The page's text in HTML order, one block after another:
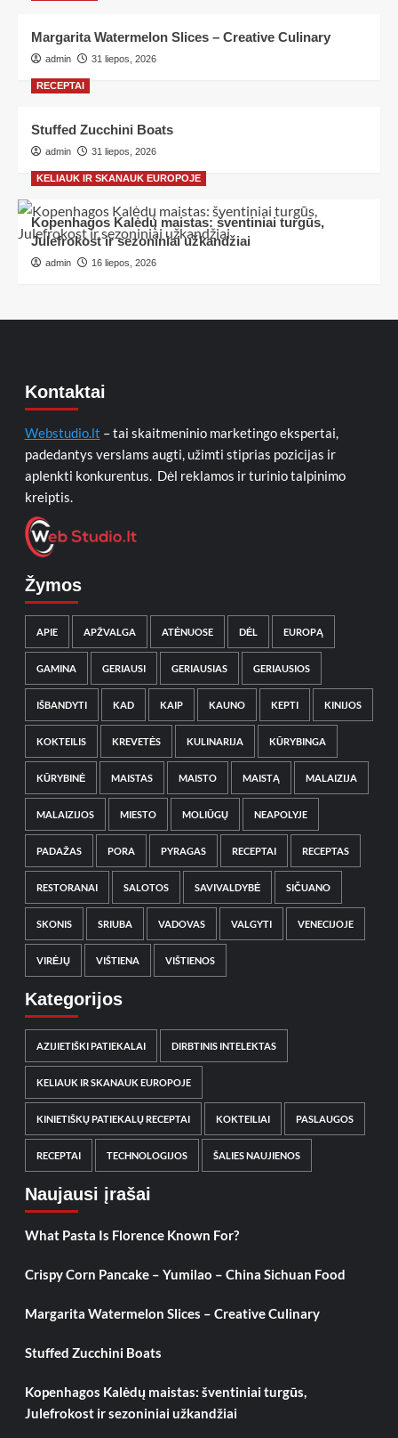
Margarita Watermelon Slices – Creative Culinary
admin 31 liepos, 2026
RECEPTAI
Stuffed Zucchini Boats
admin 31 liepos, 2026
KELIAUK IR SKANAUK EUROPOJE
Kopenhagos Kalėdų maistas: šventiniai turgūs,
Julefrokost ir sezoniniai užkandžiai
admin 16 liepos, 2026
Kontaktai
Webstudio.lt – tai skaitmeninio marketingo ekspertai,
padedantys verslams augti, užimti stiprias pozicijas ir
aplenkti konkurentus. Dėl reklamos ir turinio talpinimo
kreiptis.
Žymos
APIE APŽVALGA ATĖNUOSE DĖL EUROPĄ
GAMINA GERIAUSI GERIAUSIAS GERIAUSIOS
IŠBANDYTI KAD KAIP KAUNO KEPTI KINIJOS
KOKTEILIS KREVETĖS KULINARIJA KŪRYBINGA
KŪRYBINĖ MAISTAS MAISTO MAISTĄ MALAIZIJA
MALAIZIJOS MIESTO MOLIŪGŲ NEAPOLYJE
PADAŽAS PORA PYRAGAS RECEPTAI RECEPTAS
RESTORANAI SALOTOS SAVIVALDYBĖ SIČUANO
SKONIS SRIUBA VADOVAS VALGYTI VENECIJOJE
VIRĖJŲ VIŠTIENA VIŠTIENOS
Kategorijos
AZIJIETIŠKI PATIEKALAI DIRBTINIS INTELEKTAS
KELIAUK IR SKANAUK EUROPOJE
KINIETIŠKŲ PATIEKALŲ RECEPTAI KOKTEILIAI PASLAUGOS
RECEPTAI TECHNOLOGIJOS ŠALIES NAUJIENOS
Naujausi įrašai
What Pasta Is Florence Known For?
Crispy Corn Pancake – Yumilao – China Sichuan Food
Margarita Watermelon Slices – Creative Culinary
Stuffed Zucchini Boats
Kopenhagos Kalėdų maistas: šventiniai turgūs,
Julefrokost ir sezoniniai užkandžiai